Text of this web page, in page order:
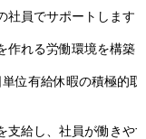
社員でサポートします
作れる労働環境を構築
位有給休暇の積極的
支給し、社員が働きや